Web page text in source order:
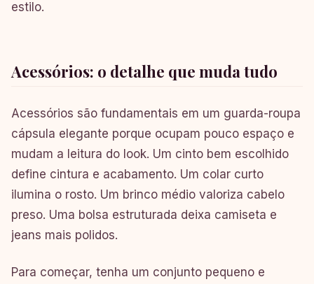
estilo.
Acessórios: o detalhe que muda tudo
Acessórios são fundamentais em um guarda-roupa
cápsula elegante porque ocupam pouco espaço e
mudam a leitura do look. Um cinto bem escolhido
define cintura e acabamento. Um colar curto
ilumina o rosto. Um brinco médio valoriza cabelo
preso. Uma bolsa estruturada deixa camiseta e
jeans mais polidos.
Para começar, tenha um conjunto pequeno e